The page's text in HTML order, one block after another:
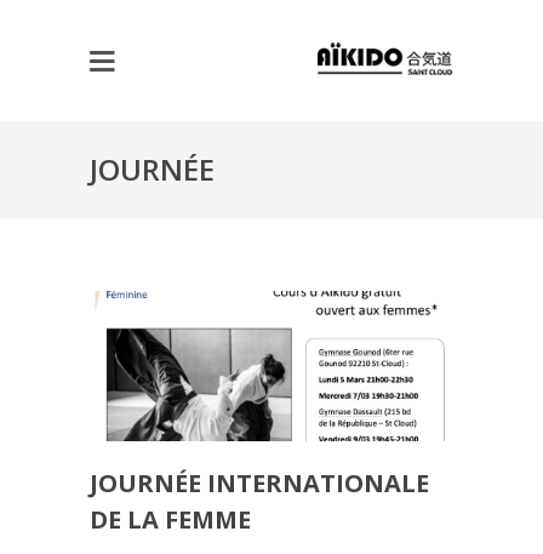
JOURNÉE
FEMME
JOURNÉE INTERNATIONALE
DE LA FEMME